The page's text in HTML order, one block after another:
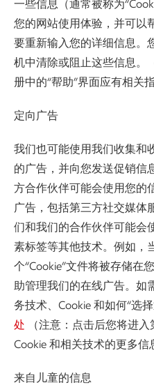
一些信息（通常被称为
您的网站使用体验，并可以
要重新输入您的详细信息。
机中清除或阻止这些信息。
册中的“帮助”界面应有相关
定向广告
我们也可能使用我们收集和
的广告，并向您发送促销信
方合作伙伴可能会使用您的
广告，包括第三方社交媒体
们和我们的合作伙伴可能会
素标签等其他技术。例如，
个“Cookie”文件将被存储在
助管理我们的在线广告。如
务技术、Cookie 和如何“选
处 （注意：点击后您将进
Cookie 和相关技术的更多信
来自儿童的信息